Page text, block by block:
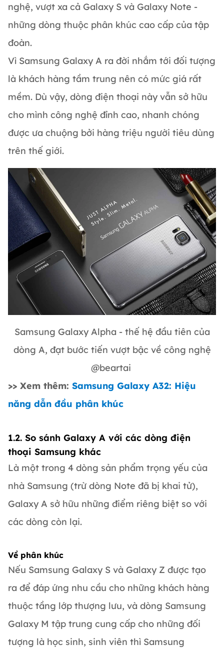
nghệ, vượt xa cả Galaxy S và Galaxy Note -
những dòng thuộc phân khúc cao cấp của tập
đoàn.
Vì Samsung Galaxy A ra đời nhắm tới đối tượng
là khách hàng tầm trung nên có mức giá rất
mềm. Dù vậy, dòng điện thoại này vẫn sở hữu
cho mình công nghệ đỉnh cao, nhanh chóng
được ưa chuộng bởi hàng triệu người tiêu dùng
trên thế giới.
Samsung Galaxy Alpha - thế hệ đầu tiên của
dòng A, đạt bước tiến vượt bậc về công nghệ
@beartai
>> Xem thêm: Samsung Galaxy A32: Hiệu
năng dẫn đầu phân khúc
1.2. So sánh Galaxy A với các dòng điện
thoại Samsung khác
Là một trong 4 dòng sản phẩm trọng yếu của
nhà Samsung (trừ dòng Note đã bị khai tử),
Galaxy A sở hữu những điểm riêng biệt so với
các dòng còn lại.
Về phân khúc
Nếu Samsung Galaxy S và Galaxy Z được tạo
ra để đáp ứng nhu cầu cho những khách hàng
thuộc tầng lớp thượng lưu, và dòng Samsung
Galaxy M tập trung cung cấp cho những đối
tượng là học sinh, sinh viên thì Samsung